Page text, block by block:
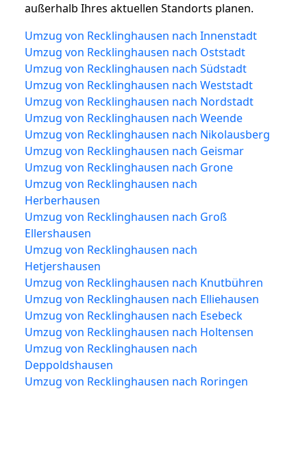
außerhalb Ihres aktuellen Standorts planen.
Umzug von Recklinghausen nach Innenstadt
Umzug von Recklinghausen nach Oststadt
Umzug von Recklinghausen nach Südstadt
Umzug von Recklinghausen nach Weststadt
Umzug von Recklinghausen nach Nordstadt
Umzug von Recklinghausen nach Weende
Umzug von Recklinghausen nach Nikolausberg
Umzug von Recklinghausen nach Geismar
Umzug von Recklinghausen nach Grone
Umzug von Recklinghausen nach
Herberhausen
Umzug von Recklinghausen nach Groß
Ellershausen
Umzug von Recklinghausen nach
Hetjershausen
Umzug von Recklinghausen nach Knutbühren
Umzug von Recklinghausen nach Elliehausen
Umzug von Recklinghausen nach Esebeck
Umzug von Recklinghausen nach Holtensen
Umzug von Recklinghausen nach
Deppoldshausen
Umzug von Recklinghausen nach Roringen